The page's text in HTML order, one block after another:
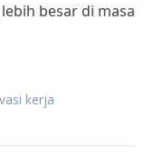
besar di masa
kerja